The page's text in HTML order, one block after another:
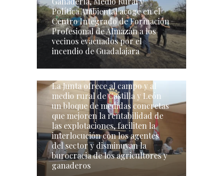
Política Ambiental acoge en el
Centro Integrado de Formación
Profesional de Almazán a los
vecinos evacuados por el
incendio de Guadalajara
La Junta ofrece al campo y al
medio rural de Castilla y León
un bloque de medidas concretas
que mejoren la rentabilidad de
las explotaciones, faciliten la
interlocución con los agentes
del sector y disminuyan la
burocracia de los agricultores y
ganaderos